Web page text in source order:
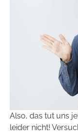
Also, das tut uns
leider nicht!